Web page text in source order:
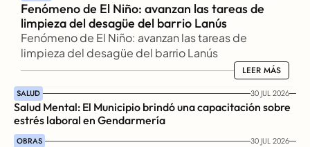
Fenómeno de El Niño: avanzan las tareas de
limpieza del desagüe del barrio Lanús
Fenómeno de El Niño: avanzan las tareas de
limpieza del desagüe del barrio Lanús
LEER MÁS
LEER MÁS
SALUD 30 JUL 2026
Salud Mental: El Municipio brindó una capacitación sobre
estrés laboral en Gendarmería
OBRAS 30 JUL 2026